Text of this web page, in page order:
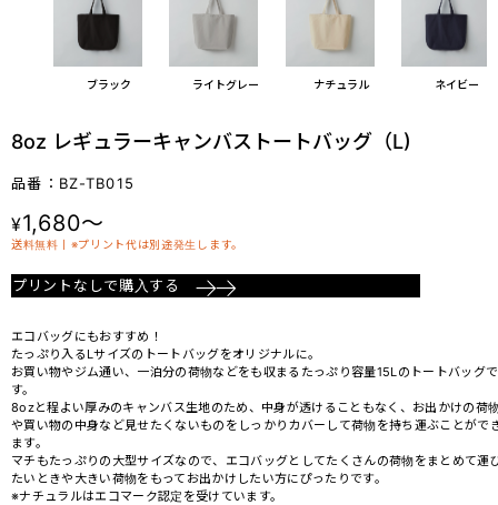
ブラック ライトグレー ナチュラル ネイビー
8oz レギュラーキャンバストートバッグ（L)
品番：BZ-TB015
¥1,680～
送料無料丨※プリント代は別途発生します。
プリントなしで購入する
エコバッグにもおすすめ！
たっぷり入るLサイズのトートバッグをオリジナルに。
お買い物やジム通い、一泊分の荷物などをも収まるたっぷり容量15Lのトートバッグで
す。
8ozと程よい厚みのキャンバス生地のため、中身が透けることもなく、お出かけの荷
や買い物の中身など見せたくないものをしっかりカバーして荷物を持ち運ぶことがで
ます。
マチもたっぷりの大型サイズなので、エコバッグとしてたくさんの荷物をまとめて運
たいときや大きい荷物をもってお出かけしたい方にぴったりです。
※ナチュラルはエコマーク認定を受けています。